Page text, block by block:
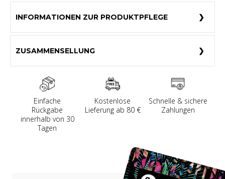
INFORMATIONEN ZUR PRODUKTPFLEGE
ZUSAMMENSELLUNG
Einfache
Rückgabe
innerhalb von 30
Tagen
Kostenlose
Lieferung ab 80 €
Schnelle & sichere
Zahlungen